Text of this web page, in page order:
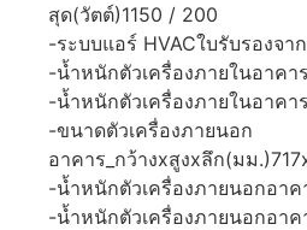
สุด(วัตต์)1150 / 200
-ระบบแอร์ HVACใบรับรองจา
-น้ำหนักตัวเครื่องภายในอาคา
-น้ำหนักตัวเครื่องภายในอาคา
-ขนาดตัวเครื่องภายนอก
อาคาร_กว้างxสูงxลึก(มม
-น้ำหนักตัวเครื่องภายนอกอาค
-น้ำหนักตัวเครื่องภายนอกอาค